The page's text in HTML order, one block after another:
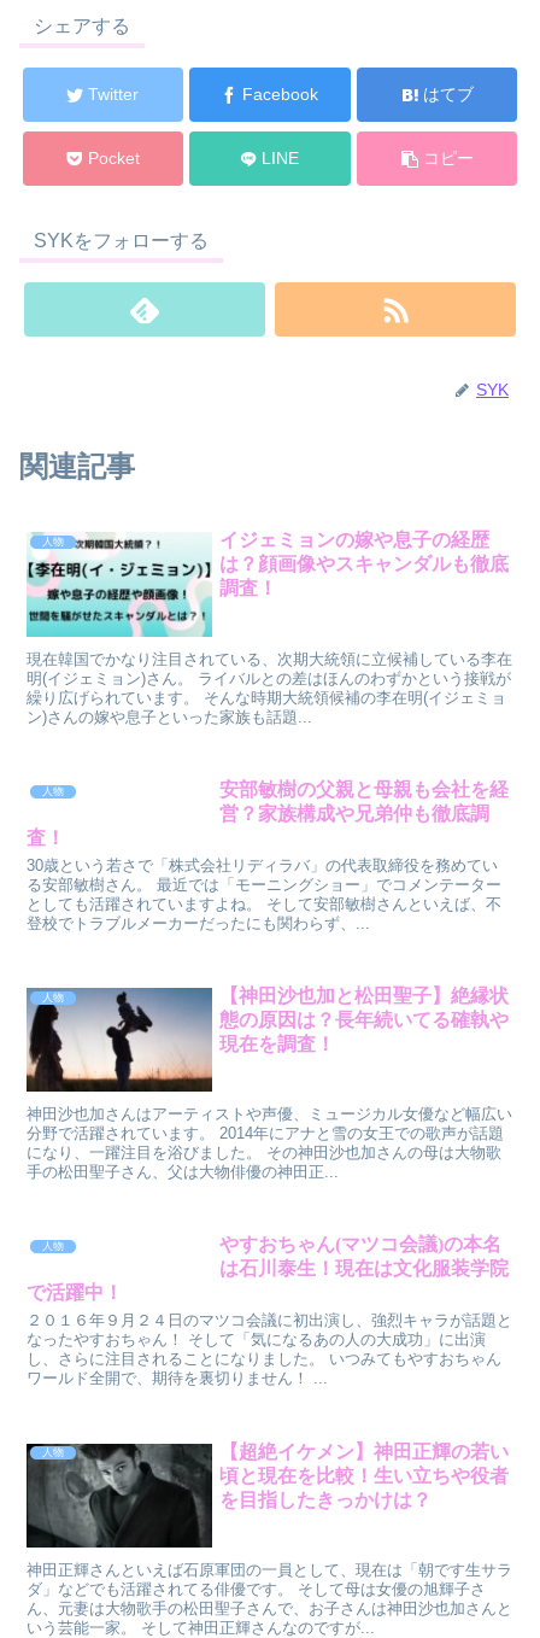
シェアする
Twitter Facebook はてブ
Pocket LINE コピー
SYKをフォローする
SYK
関連記事
人物
イジェミョンの嫁や息子の経歴
は？顔画像やスキャンダルも徹底
調査！
現在韓国でかなり注目されている、次期大統領に立候補している李在
明(イジェミョン)さん。 ライバルとの差はほんのわずかという接戦が
繰り広げられています。 そんな時期大統領候補の李在明(イジェミョ
ン)さんの嫁や息子といった家族も話題...
人物
安部敏樹の父親と母親も会社を経
営？家族構成や兄弟仲も徹底調
査！
30歳という若さで「株式会社リディラバ」の代表取締役を務めてい
る安部敏樹さん。 最近では「モーニングショー」でコメンテーター
としても活躍されていますよね。 そして安部敏樹さんといえば、不
登校でトラブルメーカーだったにも関わらず、...
人物
【神田沙也加と松田聖子】絶縁状
態の原因は？長年続いてる確執や
現在を調査！
神田沙也加さんはアーティストや声優、ミュージカル女優など幅広い
分野で活躍されています。 2014年にアナと雪の女王での歌声が話題
になり、一躍注目を浴びました。 その神田沙也加さんの母は大物歌
手の松田聖子さん、父は大物俳優の神田正...
人物
やすおちゃん(マツコ会議)の本名
は石川泰生！現在は文化服装学院
で活躍中！
２０１６年９月２４日のマツコ会議に初出演し、強烈キャラが話題と
なったやすおちゃん！ そして「気になるあの人の大成功」に出演
し、さらに注目されることになりました。 いつみてもやすおちゃん
ワールド全開で、期待を裏切りません！ ...
人物
【超絶イケメン】神田正輝の若い
頃と現在を比較！生い立ちや役者
を目指したきっかけは？
神田正輝さんといえば石原軍団の一員として、現在は「朝です生サラ
ダ」などでも活躍されてる俳優です。 そして母は女優の旭輝子さ
ん、元妻は大物歌手の松田聖子さんで、お子さんは神田沙也加さんと
いう芸能一家。 そして神田正輝さんなのですが...